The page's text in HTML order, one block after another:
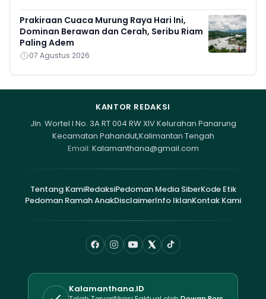
Prakiraan Cuaca Murung Raya Hari Ini,
Dominan Berawan dan Cerah, Seribu Riam
Paling Adem
07 Agustus 2026
KANTOR REDAKSI
Jln. Wortel I No. 3A RT 004 RW XIV Kelurahan Panarung
Kecamatan Pahandut,Kalimantan Tengah
Email: Kalamanthana@gmail.com
Tentang KamiRedaksiPedoman Media SiberKode Etik
Pedoman Ramah AnakDisclaimerInfo IklanKontak Kami
Kalamanthana.ID